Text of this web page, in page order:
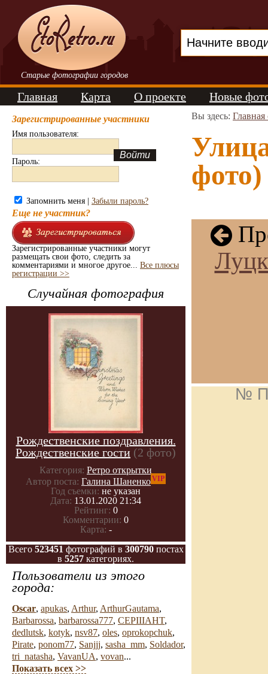
Старые фотографии городов
Главная Карта О проекте Новые
Зарегистрированные участники
Имя пользователя:
Пароль:
Запомнить меня | Забыли пароль?
Еще не участник?
Зарегистрированные участники могут
размещать свои фото, следить за
комментариями и многое другое... Все плюсы
регистрации >>
Случайная фотография
Рождественские поздравления.
Рождественские гости (2 фото)
Категория: Ретро открытки
Автор поста: Галина ШаненкоVIP
Год съемки: не указан
Дата: 13.01.2020 21:34
Рейтинг: 0
Комментарии: 0
Карта: -
Всего 523451 фотографий в 300790постах
в 5257 категориях.
Пользователи из этого
города:
Oscar, apukas, Arthur, ArthurGautama,
Barbarossa, barbarossa777, CEPIIIAHT,
dedlutsk, kotyk, nsv87, oles, oprokopchuk,
Pirate, ponom77, Sanjjj, sasha_mm, Soldador,
tri_natasha, VavanUA, vovan...
Показать всех >>
Вы здесь: Главная
фото)
№